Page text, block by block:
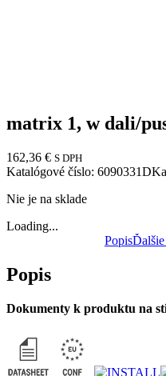
matrix 1, w dali/
162,36 € S DPH
Katalógové číslo: 6090331D
Nie je na sklade
Loading...
Popis
Popis
Dokumenty k produktu na